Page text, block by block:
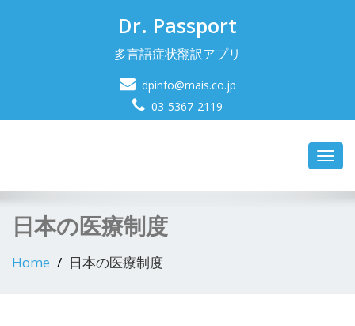
Dr. Passport
多言語症状翻訳アプリ
dpinfo@mais.co.jp
03-5367-2119
日本の医療制度
Home 日本の医療制度